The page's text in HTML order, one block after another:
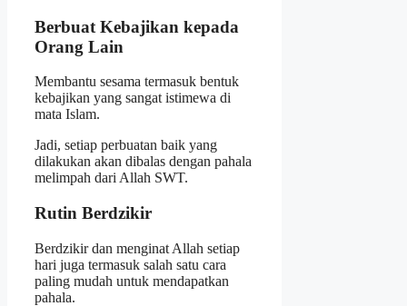
Berbuat Kebajikan kepada
Orang Lain
Membantu sesama termasuk bentuk
kebajikan yang sangat istimewa di
mata Islam.
Jadi, setiap perbuatan baik yang
dilakukan akan dibalas dengan pahala
melimpah dari Allah SWT.
Rutin Berdzikir
Berdzikir dan menginat Allah setiap
hari juga termasuk salah satu cara
paling mudah untuk mendapatkan
pahala.